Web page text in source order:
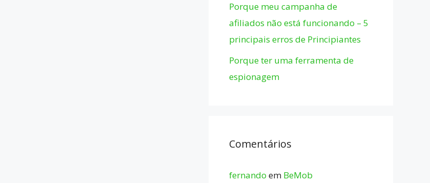
Porque meu campanha de
afiliados não está funcionando – 5
principais erros de Principiantes
Porque ter uma ferramenta de
espionagem
Comentários
fernando em BeMob